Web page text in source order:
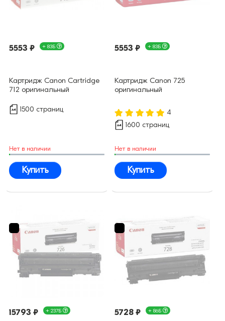
5553 ₽ + 83Б
Картридж Canon Cartridge
712 оригинальный
1500 страниц
Нет в наличии
Купить
5553 ₽ + 83Б
Картридж Canon 725
оригинальный
4
1600 страниц
Нет в наличии
Купить
15793 ₽ + 237Б 5728 ₽ + 86Б